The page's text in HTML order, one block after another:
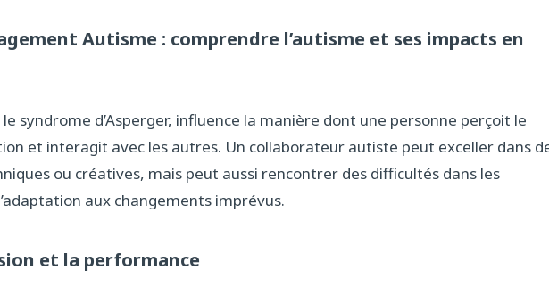
Autisme : comprendre l’autisme et ses impacts en
syndrome d’Asperger, influence la manière dont une personne perçoit le
et interagit avec les autres. Un collaborateur autiste peut exceller dans
ou créatives, mais peut aussi rencontrer des difficultés dans les
aux changements imprévus.
et la performance